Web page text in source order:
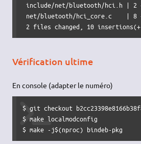
include/net/bluetooth/hci.h | 2
net/bluetooth/hci_core.c    | 8
2 files changed, 10
Vérification ultime
En console (adapter le numéro)
$ git checkout
$ make localmodconfig
$ make -j$(nproc) bindeb-pkg